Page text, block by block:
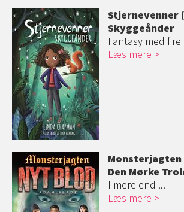
Stjernevenner
Skyggeånder
Fantasy med fire
Læs mere
Monsterjagten
Den Mørke
I mere end ...
Læs mere